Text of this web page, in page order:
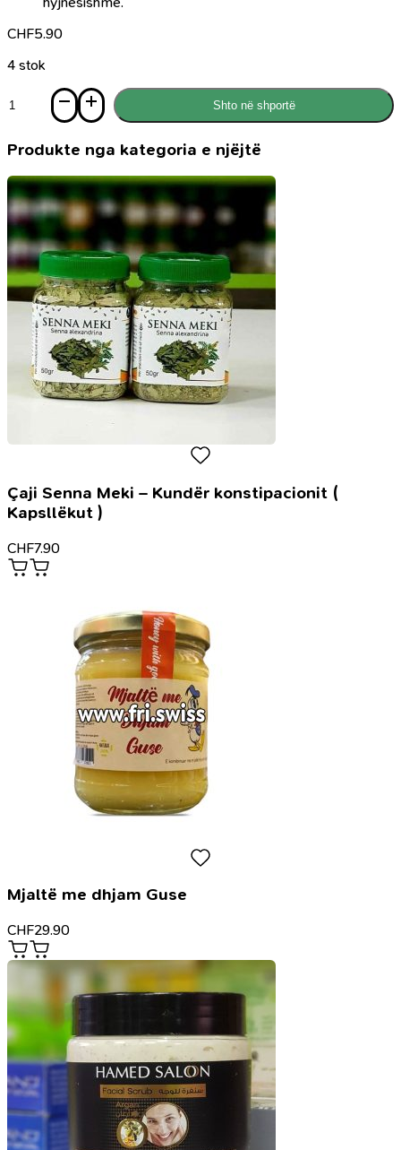
CHF5.90
4 stok
Përzgjedhje
-
e
tetë
Shto në shportë
Produkte nga kategoria e njëjtë
Çaji Senna Meki – Kundër konstipacionit (
Kapsllëkut )
CHF7.90
Mjaltë me dhjam Guse
CHF29.90